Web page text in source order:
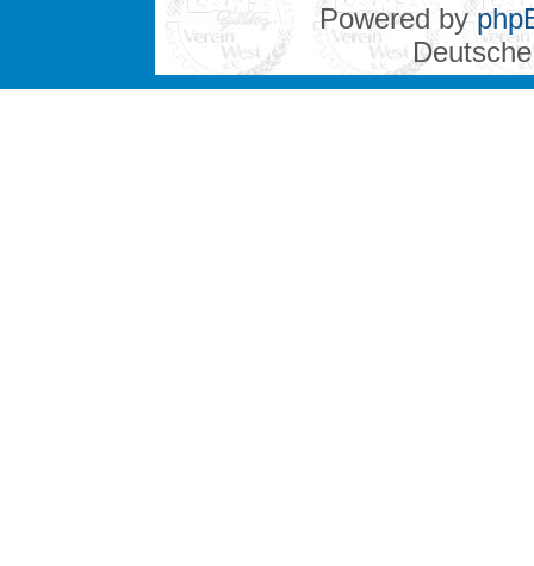
Powered by